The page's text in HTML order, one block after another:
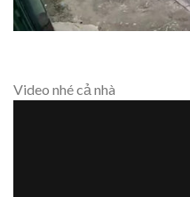
Video nhé cả nhà